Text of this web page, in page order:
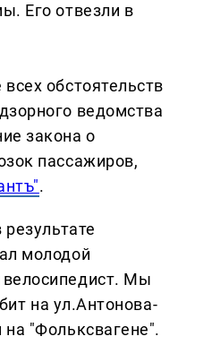
Его отвезли в
обстоятельств
ведомства
закона о
пассажиров,
.
молодой
Мы
на ул.Антонова-
"Фольксвагене".